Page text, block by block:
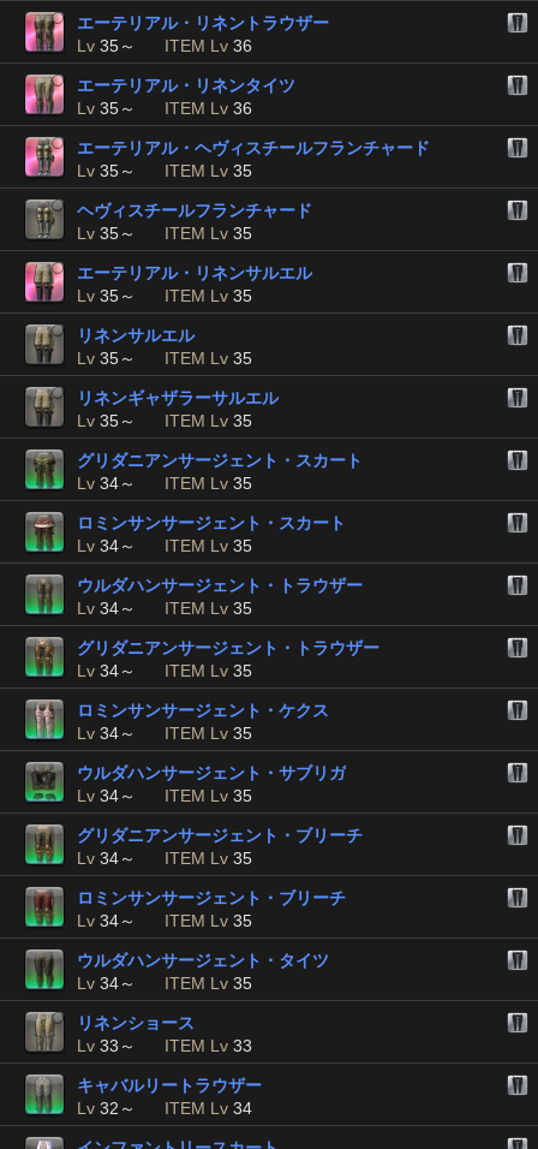
エーテリアル・リネントラウザー
Lv 35～ ITEM Lv 36
エーテリアル・リネンタイツ
Lv 35～ ITEM Lv 36
エーテリアル・ヘヴィスチールフランチャード
Lv 35～ ITEM Lv 35
ヘヴィスチールフランチャード
Lv 35～ ITEM Lv 35
エーテリアル・リネンサルエル
Lv 35～ ITEM Lv 35
リネンサルエル
Lv 35～ ITEM Lv 35
リネンギャザラーサルエル
Lv 35～ ITEM Lv 35
グリダニアンサージェント・スカート
Lv 34～ ITEM Lv 35
ロミンサンサージェント・スカート
Lv 34～ ITEM Lv 35
ウルダハンサージェント・トラウザー
Lv 34～ ITEM Lv 35
グリダニアンサージェント・トラウザー
Lv 34～ ITEM Lv 35
ロミンサンサージェント・ケクス
Lv 34～ ITEM Lv 35
ウルダハンサージェント・サブリガ
Lv 34～ ITEM Lv 35
グリダニアンサージェント・ブリーチ
Lv 34～ ITEM Lv 35
ロミンサンサージェント・ブリーチ
Lv 34～ ITEM Lv 35
ウルダハンサージェント・タイツ
Lv 34～ ITEM Lv 35
リネンショース
Lv 33～ ITEM Lv 33
キャバルリートラウザー
Lv 32～ ITEM Lv 34